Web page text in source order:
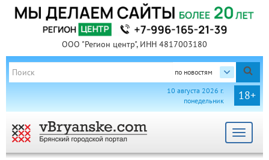
ООО "Регион центр", ИНН 4817003180
по новостям
18+
10 августа 2026 г.
понедельник
Toggle